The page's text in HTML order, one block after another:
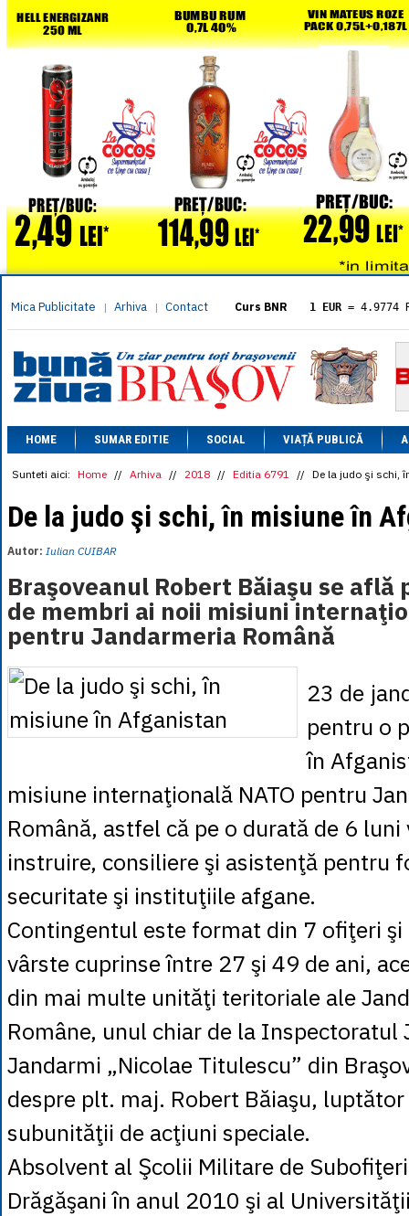
Mica Publicitate | Arhiva | Contact Curs BNR 1 EUR = 4.9774
= 5.8304
1 XAU= 464.4611
1 AED= 1.1933
1 AUD= 2.7957
1 BGN= 2.5449
1 CAD= 3.1559
1 CHF= 5.2813
1 CNY= 0.6015
= 0.6668
1 EGP= 0.0860
1 KRW= 0.3047
1 MDL
= 0.2538
1 MXN = 0.2227
1 NOK
1 RSD
= 0.0425
1 RUB= 0.0530
= 0.4526
1 TRY= 0.1141
1 UAH
= 0.1048
1 XDR= 5.9383
= 0.2318
HOME SUMAR EDITIE SOCIAL VIAȚĂ PUBLICĂ
Sunteti aici: Home // Arhiva // 2018 // Editia 6791 // De la judo şi schi,
De la judo şi schi, în misiune în
Autor: Iulian CUIBAR
Braşoveanul Robert Băiaşu se află
de membri ai noii misiuni
pentru Jandarmeria Română
23 de
pentru o
în
misiune internaţională NATO pentru
Română, astfel că pe o durată de 6
instruire, consiliere şi asistenţă pentru
securitate şi instituţiile afgane.
Contingentul este format din 7 ofiţeri
vârste cuprinse între 27 şi 49 de ani,
din mai multe unităţi teritoriale ale
Române, unul chiar de la Inspectoratul
Jandarmi „Nicolae Titulescu” din
despre plt. maj. Robert Băiaşu,
subunităţii de acţiuni speciale.
Absolvent al Şcolii Militare de
Drăgăşani în anul 2010 şi al